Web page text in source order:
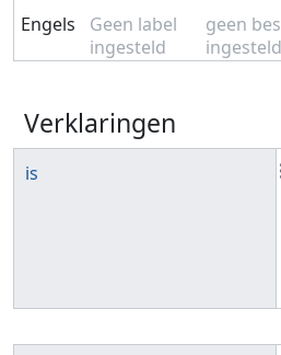
Engels
Geen label
ingesteld
geen
ingesteld
Verklaringen
is